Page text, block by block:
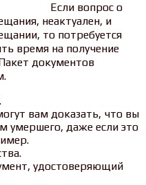
Если вопрос о
неактуален, и
то потребуется
время на получение
документов
вам доказать, что вы
умершего, даже если это
удостоверяющий